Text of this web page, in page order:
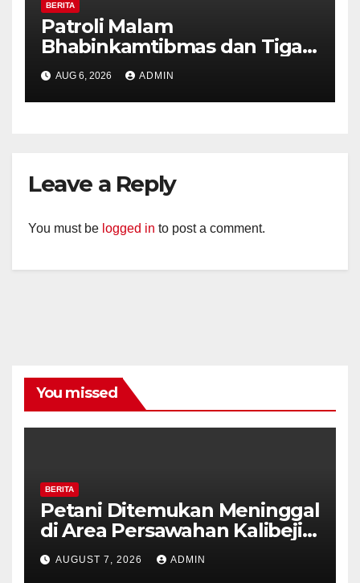
BERITA
Patroli Malam
Bhabinkamtibmas dan Tiga
Pilar Kelurahan Ungaran
Perkuat Kamtibmas, Warga
Diajak Aktifkan Ronda
AUG 6, 2026 ADMIN
Leave a Reply
You must be logged in to post a comment.
You missed
BERITA
Petani Ditemukan Meninggal
di Area Persawahan Kalibeji,
Polisi Pastikan Tidak Ada
Tanda Kekerasan
AUGUST 7, 2026 ADMIN